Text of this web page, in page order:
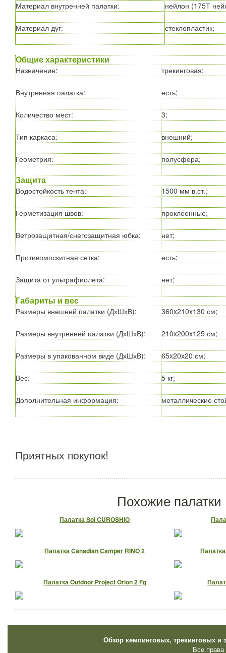
Материал внутренней палатки: нейлон (175Т
Материал дуг: стеклопластик;
Общие характеристики
Назначение: трекинговая;
Внутренняя палатка: есть;
Количество мест: 3;
Тип каркаса: внешний;
Геометрия: полусфера;
Защита
Водостойкость тента: 1500 мм в.ст.;
Герметизация швов: проклеенные;
Ветрозащитная/снегозащитная юбка: нет;
Противомоскитная сетка: есть;
Защита от ультрафиолета: нет;
Габариты и вес
Размеры внешней палатки (ДхШхВ): 360x210x130 см;
Размеры внутренней палатки (ДхШхВ): 210x200x125 см;
Размеры в упакованном виде (ДхШхВ): 65x20x20 см;
Вес: 5 кг;
Дополнительная информация: металлические
Приятных покупок!
Похожие палатки
Палатка Sol CUROSHIO
Палатка Canadian Camper RINO 2
Палатка Outdoor Project Orion 2 Fg
Обзор кемпинговых, трекинговых и
Все